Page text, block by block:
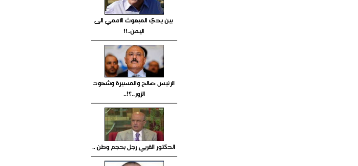
بين يدي المبعوث الأممي الى
اليمن..!!
الرئيس صالح والمسيرة وشهود
الزور..؟!..
الدكتور القربي رجل بحجم وطن ..